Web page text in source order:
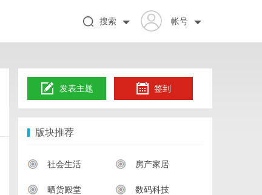
帐号
搜索
发表主题 签到
版块推荐
社会生活 房产家居
晒货殿堂 数码科技